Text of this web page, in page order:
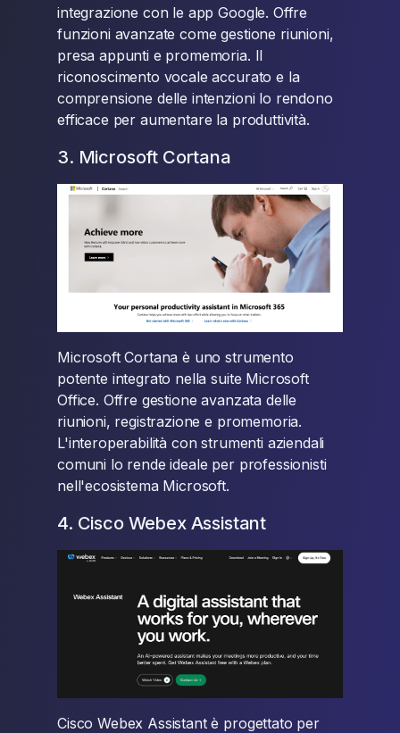
integrazione con le app Google. Offre
funzioni avanzate come gestione riunioni,
presa appunti e promemoria. Il
riconoscimento vocale accurato e la
comprensione delle intenzioni lo rendono
efficace per aumentare la produttività.
3. Microsoft Cortana
Microsoft Cortana è uno strumento
potente integrato nella suite Microsoft
Office. Offre gestione avanzata delle
riunioni, registrazione e promemoria.
L'interoperabilità con strumenti aziendali
comuni lo rende ideale per professionisti
nell'ecosistema Microsoft.
4. Cisco Webex Assistant
Cisco Webex Assistant è progettato per